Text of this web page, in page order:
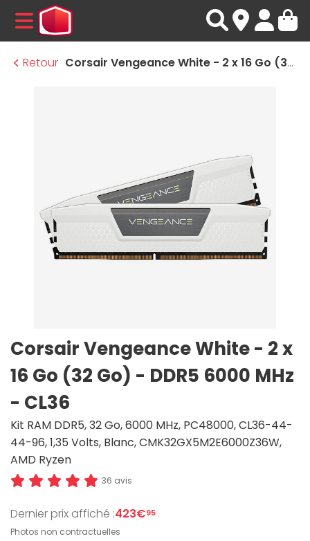
MENU
Retour
Corsair Vengeance White - 2 x 16 Go (32 Go) - DDR5 6000 MHz - CL36
Corsair Vengeance White - 2 x
16 Go (32 Go) - DDR5 6000 MHz
- CL36
Kit RAM DDR5, 32 Go, 6000 MHz, PC48000, CL36-44-
44-96, 1,35 Volts, Blanc, CMK32GX5M2E6000Z36W,
AMD Ryzen
36 avis
Dernier prix affiché :423€95
Photos non contractuelles